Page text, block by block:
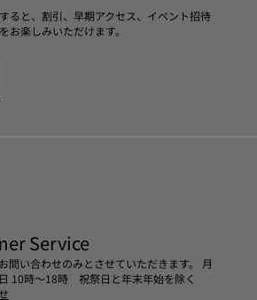
詳細については靴ケア ガイドをご覧くだ
ると、割引、早期アクセス、イベント招待
お楽しみいただけます。
Service
問い合わせのみとさせていただきます。 月
10時～18時 祝祭日と年末年始を除く